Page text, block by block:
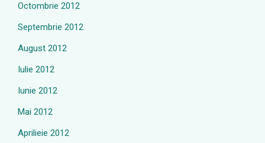
Octombrie 2012
Septembrie 2012
August 2012
Iulie 2012
Iunie 2012
Mai 2012
Aprilieie 2012